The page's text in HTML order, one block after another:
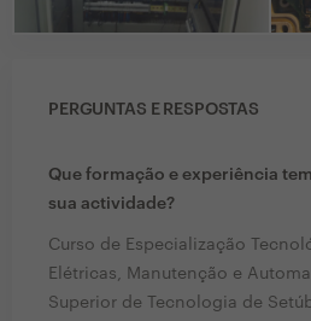
PERGUNTAS E RESPOSTAS
Que formação e experiência
sua actividade?
Curso de Especialização
Elétricas, Manutenção e
Superior de Tecnologia de